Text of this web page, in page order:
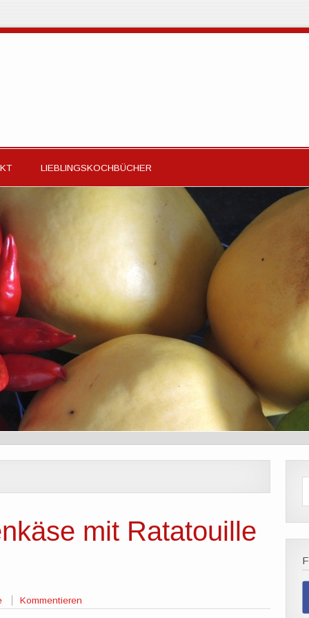
LIEBLINGSKOCHBÜCHER
mit Ratatouille
Kommentieren